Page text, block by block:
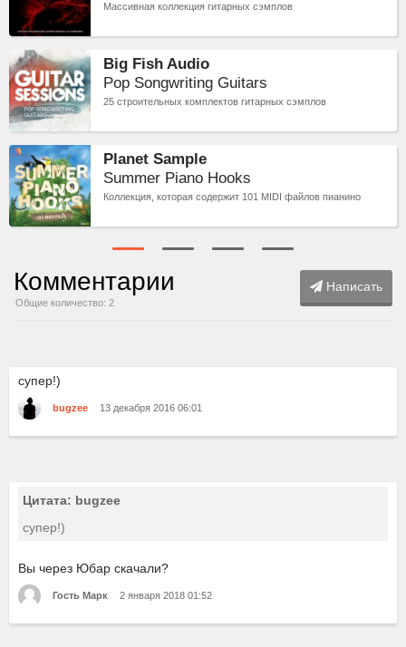
Массивная коллекция гитарных сэмплов
Big Fish Audio
Pop Songwriting Guitars
25 строительных комплектов гитарных сэмплов
Planet Sample
Summer Piano Hooks
Коллекция, которая содержит 101 MIDI файлов пианино
Комментарии
Общие количество: 2
Написать
супер!)
bugzee 13 декабря 2016 06:01
Цитата: bugzee
супер!)
Вы через Юбар скачали?
Гость Марк 2 января 2018 01:52